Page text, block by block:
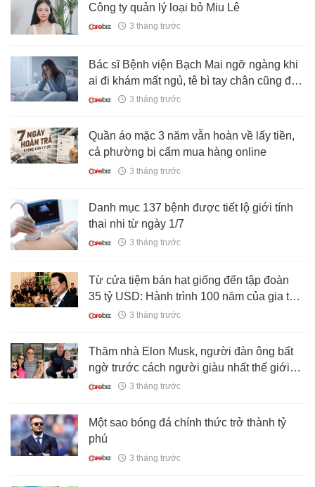
Công ty quản lý loại bỏ Miu Lê
3 tháng trước
Bác sĩ Bệnh viện Bạch Mai ngỡ ngàng khi
ai đi khám mất ngủ, tê bì tay chân cũng đòi
uống một loại thuốc
3 tháng trước
Quần áo mặc 3 năm vẫn hoàn về lấy tiền,
cả phường bị cấm mua hàng online
3 tháng trước
Danh mục 137 bệnh được tiết lộ giới tính
thai nhi từ ngày 1/7
3 tháng trước
Từ cửa tiệm bán hạt giống đến tập đoàn
35 tỷ USD: Hành trình 100 năm của gia tộc
giàu nhất nhì Thái Lan
3 tháng trước
Thăm nhà Elon Musk, người đàn ông bất
ngờ trước cách người giàu nhất thế giới
dạy con: Hóa ra cũng như chúng ta thôi
3 tháng trước
Một sao bóng đá chính thức trở thành tỷ
phú
3 tháng trước